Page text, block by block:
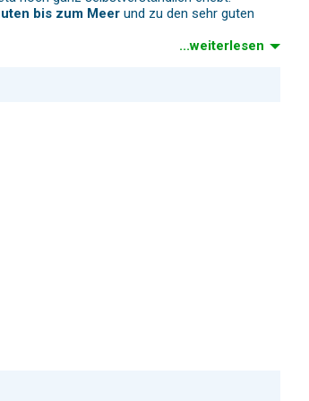
bis zum Meer und zu den sehr guten
für eine gute, traditionelle Küche auch
bereits in der Antike und später in
von
...weiterlesen